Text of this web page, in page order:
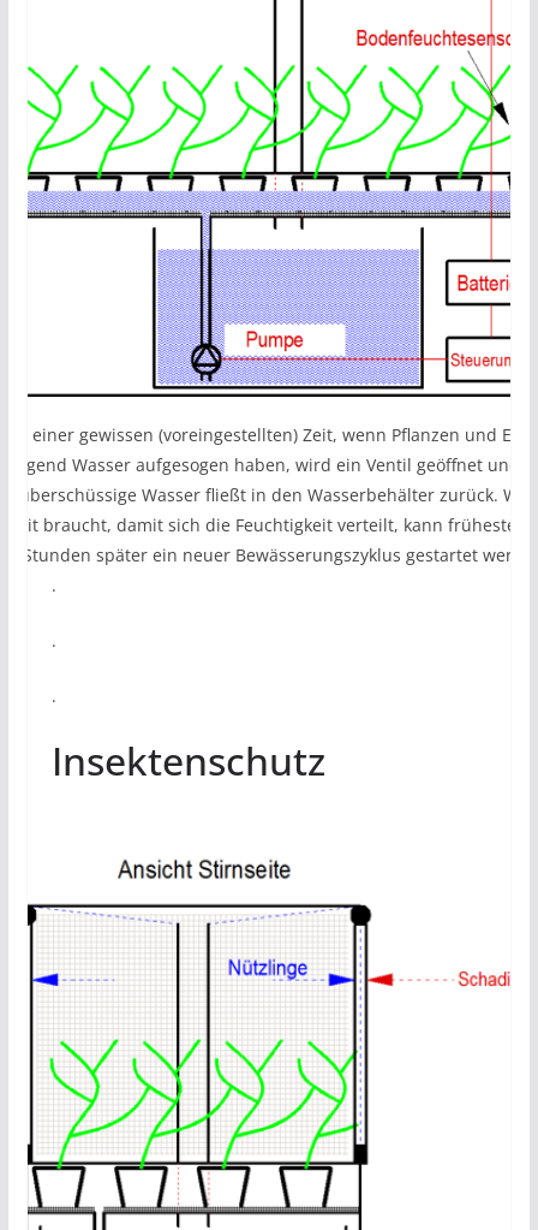
einer gewissen (voreingestellten) Zeit, wenn Pflanzen und Erde
Wasser aufgesogen haben, wird ein Ventil geöffnet und
überschüssige Wasser fließt in den Wasserbehälter zurück. Weil
Zeit braucht, damit sich die Feuchtigkeit verteilt, kann frühestens
Stunden später ein neuer Bewässerungszyklus gestartet
.
.
.
Insektenschutz